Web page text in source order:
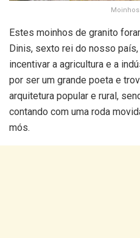
Estes moinhos de granito
Dinis, sexto rei do nosso
incentivar a agricultura e a
por ser um grande poeta e
arquitetura popular e rural,
contando com uma roda
mós.